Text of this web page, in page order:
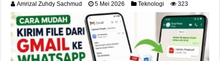
Amrizal Zuhdy Sachmud 5 Mei 2026 Teknologi 323